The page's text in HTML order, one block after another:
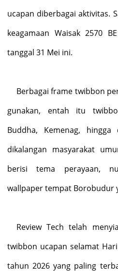
ucapan diberbagai aktivitas.
keagamaan Waisak 2570
tanggal 31 Mei ini.
Berbagai frame twibbon
gunakan, entah itu
Buddha, Kemenag,
dikalangan masyarakat
berisi tema perayaan,
wallpaper tempat Borobudur
Review Tech telah
twibbon ucapan selamat
tahun 2026 yang paling